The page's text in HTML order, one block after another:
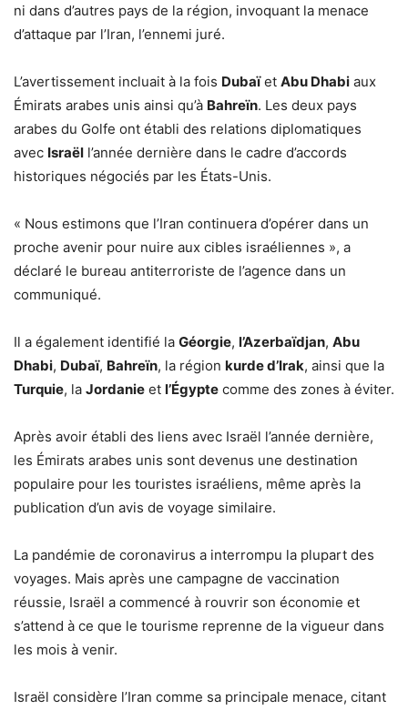
ni dans d’autres pays de la région, invoquant la menace
d’attaque par l’Iran, l’ennemi juré.
L’avertissement incluait à la fois Dubaïet Abu Dhabi aux
Émirats arabes unis ainsi qu’à Bahreïn. Les deux pays
arabes du Golfe ont établi des relations diplomatiques
avec Israël l’année dernière dans le cadre d’accords
historiques négociés par les États-Unis.
« Nous estimons que l’Iran continuera d’opérer dans un
proche avenir pour nuire aux cibles israéliennes », a
déclaré le bureau antiterroriste de l’agence dans un
communiqué.
Il a également identifié la Géorgie, l’Azerbaïdjan, Abu
Dhabi, Dubaï, Bahreïn, la région kurde d’Irak, ainsi que la
Turquie, la Jordanie et l’Égypte comme des zones à éviter.
Après avoir établi des liens avec Israël l’année dernière,
les Émirats arabes unis sont devenus une destination
populaire pour les touristes israéliens, même après la
publication d’un avis de voyage similaire.
La pandémie de coronavirus a interrompu la plupart des
voyages. Mais après une campagne de vaccination
réussie, Israël a commencé à rouvrir son économie et
s’attend à ce que le tourisme reprenne de la vigueur dans
les mois à venir.
Israël considère l’Iran comme sa principale menace, citant